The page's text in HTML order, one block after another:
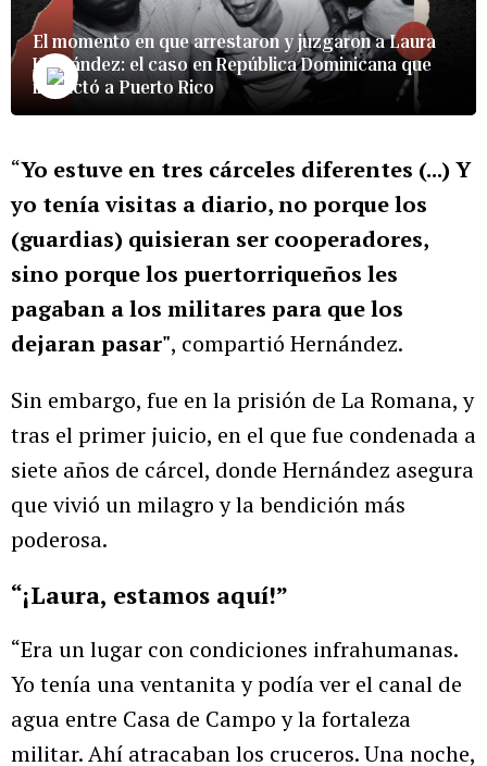
El momento en que arrestaron y juzgaron a Laura
Hernández: el caso en República Dominicana que
impactó a Puerto Rico
“Yo estuve en tres cárceles diferentes (...) Y
yo tenía visitas a diario, no porque los
(guardias) quisieran ser cooperadores,
sino porque los puertorriqueños les
pagaban a los militares para que los
dejaran pasar", compartió Hernández.
Sin embargo, fue en la prisión de La Romana, y
tras el primer juicio, en el que fue condenada a
siete años de cárcel, donde Hernández asegura
que vivió un milagro y la bendición más
poderosa.
“¡Laura, estamos aquí!”
“Era un lugar con condiciones infrahumanas.
Yo tenía una ventanita y podía ver el canal de
agua entre Casa de Campo y la fortaleza
militar. Ahí atracaban los cruceros. Una noche,